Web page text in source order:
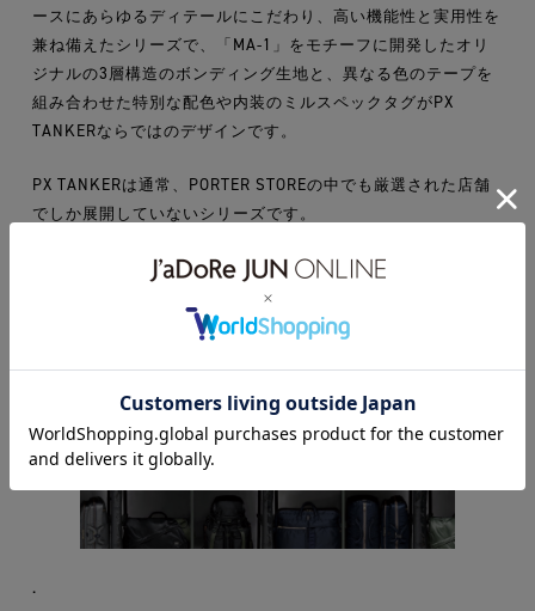
ースにあらゆるディテールにこだわり、高い機能性と実用性を
兼ね備えたシリーズで、「MA-1」をモチーフに開発したオリ
ジナルの3層構造のボンディング生地と、異なる色のテープを
組み合わせた特別な配色や内装のミルスペックタグがPX
TANKERならではのデザインです。
PX TANKERは通常、PORTER STOREの中でも厳選された店舗
でしか展開していないシリーズです。
数のアイテムをご用意しました。
.